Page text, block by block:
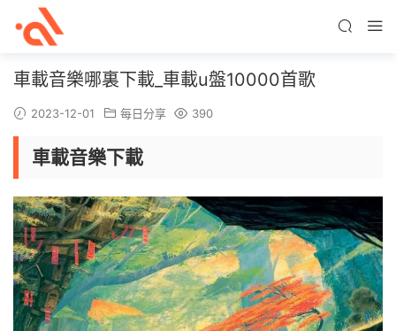
車載音樂哪裏下載_車載u盤10000首歌
2023-12-01 每日分享 390
車載音樂下載